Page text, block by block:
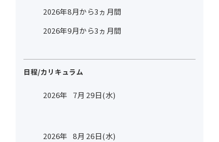
2026年8月から3ヵ月間
2026年9月から3ヵ月間
日程/カリキュラム
2026年 7月 29日(水)
2026年 8月 26日(水)